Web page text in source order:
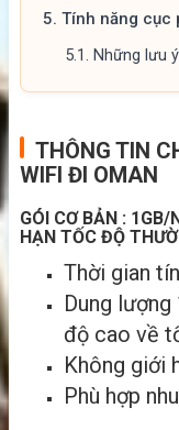
5. Tính năng cục
5.1. Những lưu
THÔNG TIN
WIFI ĐI OMAN
GÓI CƠ BẢN : 1GB/
HẠN TỐC ĐỘ
Thời gian
Dung
độ cao về
Không giới
Phù hợp